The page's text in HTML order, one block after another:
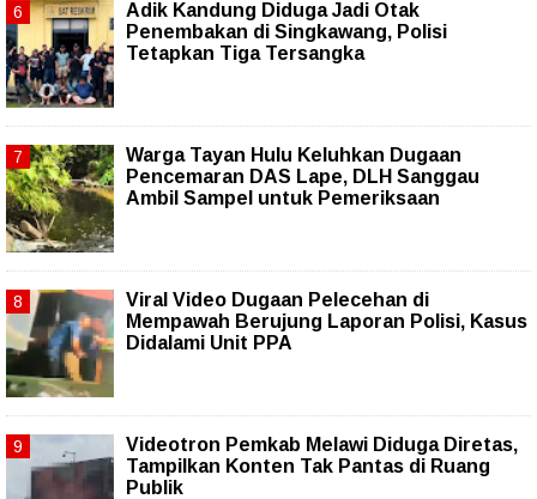
Adik Kandung Diduga Jadi Otak
Penembakan di Singkawang, Polisi
Tetapkan Tiga Tersangka
Warga Tayan Hulu Keluhkan Dugaan
Pencemaran DAS Lape, DLH Sanggau
Ambil Sampel untuk Pemeriksaan
Viral Video Dugaan Pelecehan di
Mempawah Berujung Laporan Polisi, Kasus
Didalami Unit PPA
Videotron Pemkab Melawi Diduga Diretas,
Tampilkan Konten Tak Pantas di Ruang
Publik